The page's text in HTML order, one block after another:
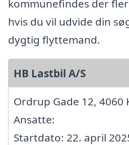
kommunefindes der
hvis du vil udvide din
dygtig flyttemand.
HB Lastbil A/S
Ordrup Gade 12, 4060
Ansatte:
Startdato: 22. april